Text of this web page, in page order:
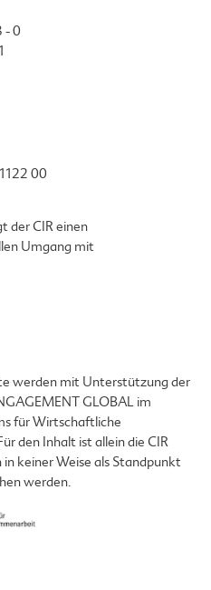
- 0
00
der CIR einen
Umgang mit
werden mit Unterstützung der
GLOBAL im
für Wirtschaftliche
den Inhalt ist allein die CIR
keiner Weise als Standpunkt
werden.